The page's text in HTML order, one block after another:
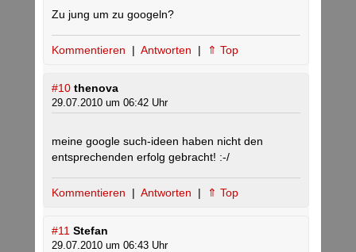
Zu jung um zu googeln?
Kommentieren | Antworten | ⇑ Top
#10 thenova
29.07.2010 um 06:42 Uhr
meine google such-ideen haben nicht den
entsprechenden erfolg gebracht! :-/
Kommentieren | Antworten | ⇑ Top
#11 Stefan
29.07.2010 um 06:43 Uhr